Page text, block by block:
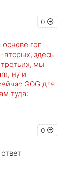
0
гог
вторых, здесь
мы
ну и
GOG для
туда:
0